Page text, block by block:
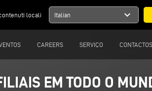
locali Italian expand_more
CAREERS SERVIÇO CONTACTOS
EM TODO O
EM TODO O